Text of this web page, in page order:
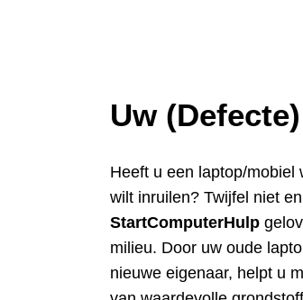
Uw
Heeft u een laptop/mobiel
wilt inruilen? Twijfel niet
StartComputerHulp
milieu. Door uw oude
nieuwe eigenaar, helpt u